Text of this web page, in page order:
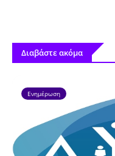
Διαβάστε ακόμα
Ενημέρωση